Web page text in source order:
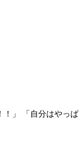
」 「自分はやっ